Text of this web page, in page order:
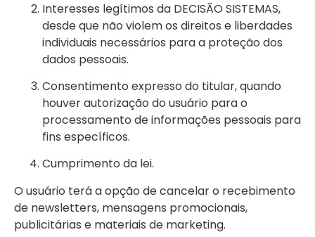
Interesses legítimos da DECISÃO SISTEMAS,
desde que não violem os direitos e liberdades
individuais necessários para a proteção dos
dados pessoais.
Consentimento expresso do titular, quando
houver autorização do usuário para o
processamento de informações pessoais para
fins específicos.
Cumprimento da lei.
O usuário terá a opção de cancelar o recebimento
de newsletters, mensagens promocionais,
publicitárias e materiais de marketing.